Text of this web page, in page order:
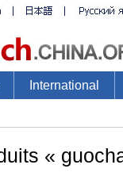
International
«